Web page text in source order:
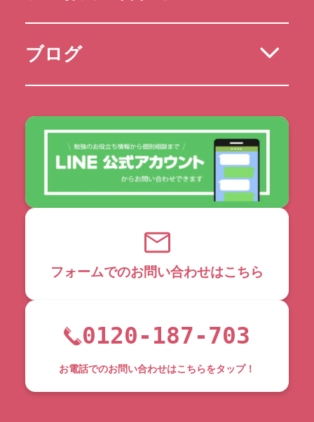
ブログ
フォームでのお問い合わせはこちら
0120-187-703
お電話でのお問い合わせはこちらをタップ！